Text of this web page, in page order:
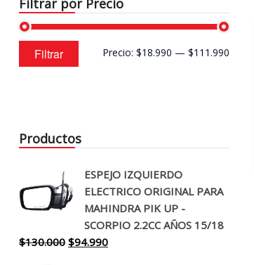
Filtrar por Precio
Precio
mínimo
Precio
máximo
Filtrar Precio: $18.990 — $111.990
Productos
ESPEJO IZQUIERDO
ELECTRICO ORIGINAL PARA
MAHINDRA PIK UP -
SCORPIO 2.2CC AÑOS 15/18
$130.000 El
$94.990El